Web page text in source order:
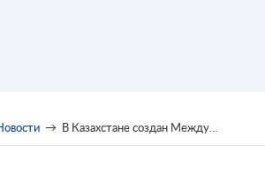
→ В Казахстане создан Международный научно-образовательный центр атомной промышленности